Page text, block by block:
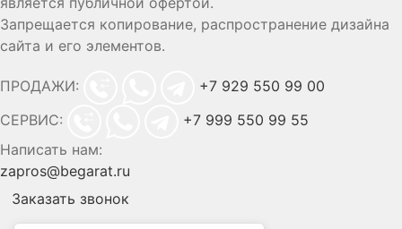
Запрещается копирование, распространение дизайна
сайта и его элементов.
ПРОДАЖИ:
+7 929 550 99 00
СЕРВИС:
+7 999 550 99 55
Написать нам:
zapros@begarat.ru
Заказать звонок